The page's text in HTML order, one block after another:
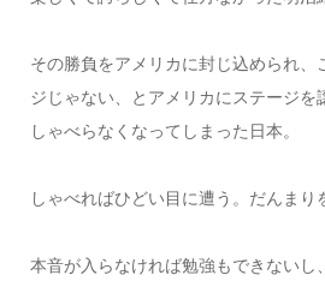
その勝負をアメリカに封じ込められ、
ジじゃない、とアメリカにステージを
しゃべらなくなってしまった日本。
しゃべればひどい目に遭う。だんまり
本音が入らなければ勉強もできないし